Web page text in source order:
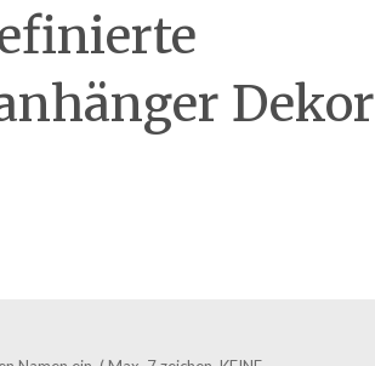
Dekor